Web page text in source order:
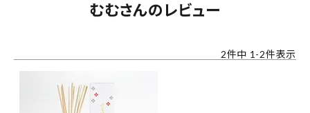
ピックアップ
カテゴリーから探す
むむさんのレビュー
2件中 1 -2件表示